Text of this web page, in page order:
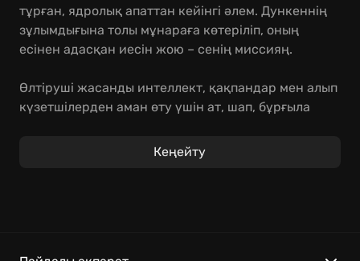
тұрған, ядролық апаттан кейінгі әлем. Дункеннің
зұлымдығына толы мұнараға көтеріліп, оның
есінен адасқан иесін жою – сенің миссияң.
Өлтіруші жасанды интеллект, қақпандар мен алып
күзетшілерден аман өту үшін ат, шап, бұрғыла
жылдардың стиліндегі ретро экшн ойындар
Кеңейту